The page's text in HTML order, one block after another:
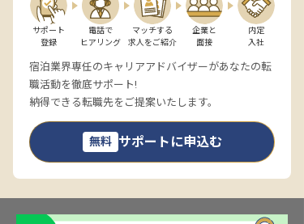
サポート
登録
電話で
ヒアリング
マッチする
求人をご紹介
企業と
面接
内定
入社
宿泊業界専任のキャリアアドバイザーがあなたの転
職活動を徹底サポート!
納得できる転職先をご提案いたします。
無料 サポートに申込む